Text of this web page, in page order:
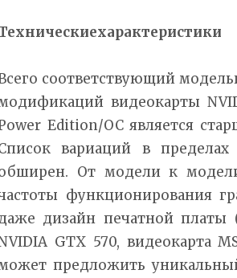
соответствующий
видеокарты
Edition/OC является
вариаций в
От модели к
функционирования
дизайн печатной платы
GTX 570, видеокарта
предложить